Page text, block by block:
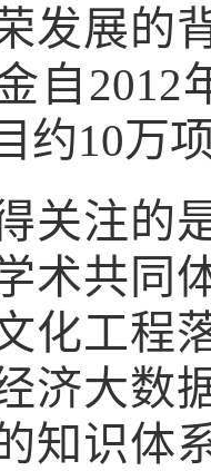
发展的
自2012
约10万
注的是
术共同
化工程
济大数
知识体